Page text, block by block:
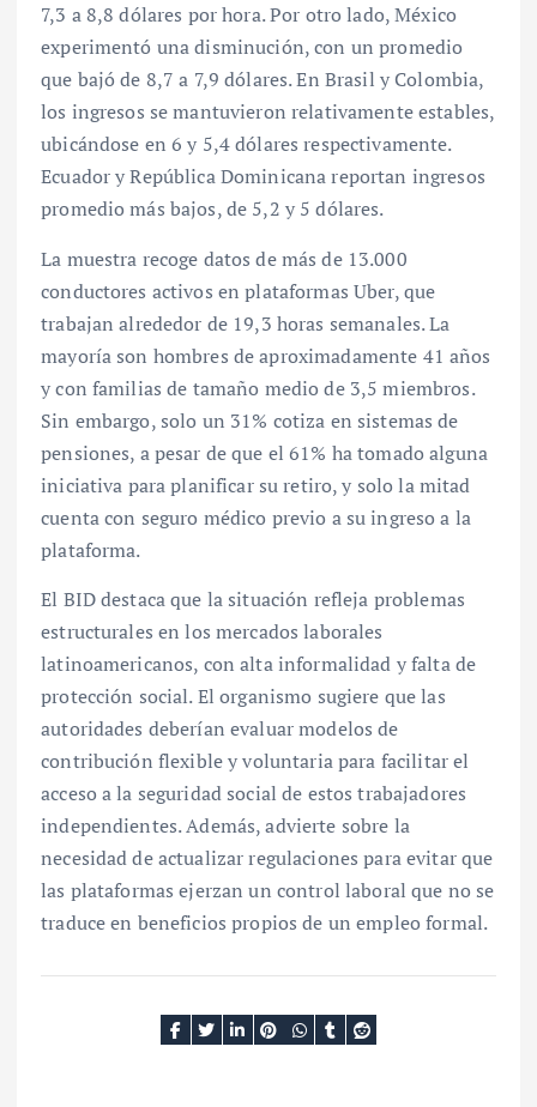
7,3 a 8,8 dólares por hora. Por otro lado, México
experimentó una disminución, con un promedio
que bajó de 8,7 a 7,9 dólares. En Brasil y Colombia,
los ingresos se mantuvieron relativamente estables,
ubicándose en 6 y 5,4 dólares respectivamente.
Ecuador y República Dominicana reportan ingresos
promedio más bajos, de 5,2 y 5 dólares.
La muestra recoge datos de más de 13.000
conductores activos en plataformas Uber, que
trabajan alrededor de 19,3 horas semanales. La
mayoría son hombres de aproximadamente 41 años
y con familias de tamaño medio de 3,5 miembros.
Sin embargo, solo un 31% cotiza en sistemas de
pensiones, a pesar de que el 61% ha tomado alguna
iniciativa para planificar su retiro, y solo la mitad
cuenta con seguro médico previo a su ingreso a la
plataforma.
El BID destaca que la situación refleja problemas
estructurales en los mercados laborales
latinoamericanos, con alta informalidad y falta de
protección social. El organismo sugiere que las
autoridades deberían evaluar modelos de
contribución flexible y voluntaria para facilitar el
acceso a la seguridad social de estos trabajadores
independientes. Además, advierte sobre la
necesidad de actualizar regulaciones para evitar que
las plataformas ejerzan un control laboral que no se
traduce en beneficios propios de un empleo formal.